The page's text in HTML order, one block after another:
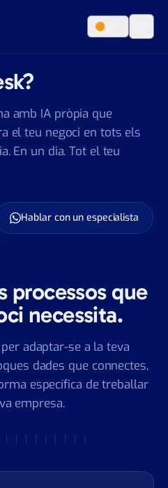
🟠
amb IA pròpia que
el teu negoci en tots els
En un dia. Tot el teu
Hablar con un especialista
processos que
necessita.
adaptar-se a la teva
dades que connectes,
específica de treballar
empresa.